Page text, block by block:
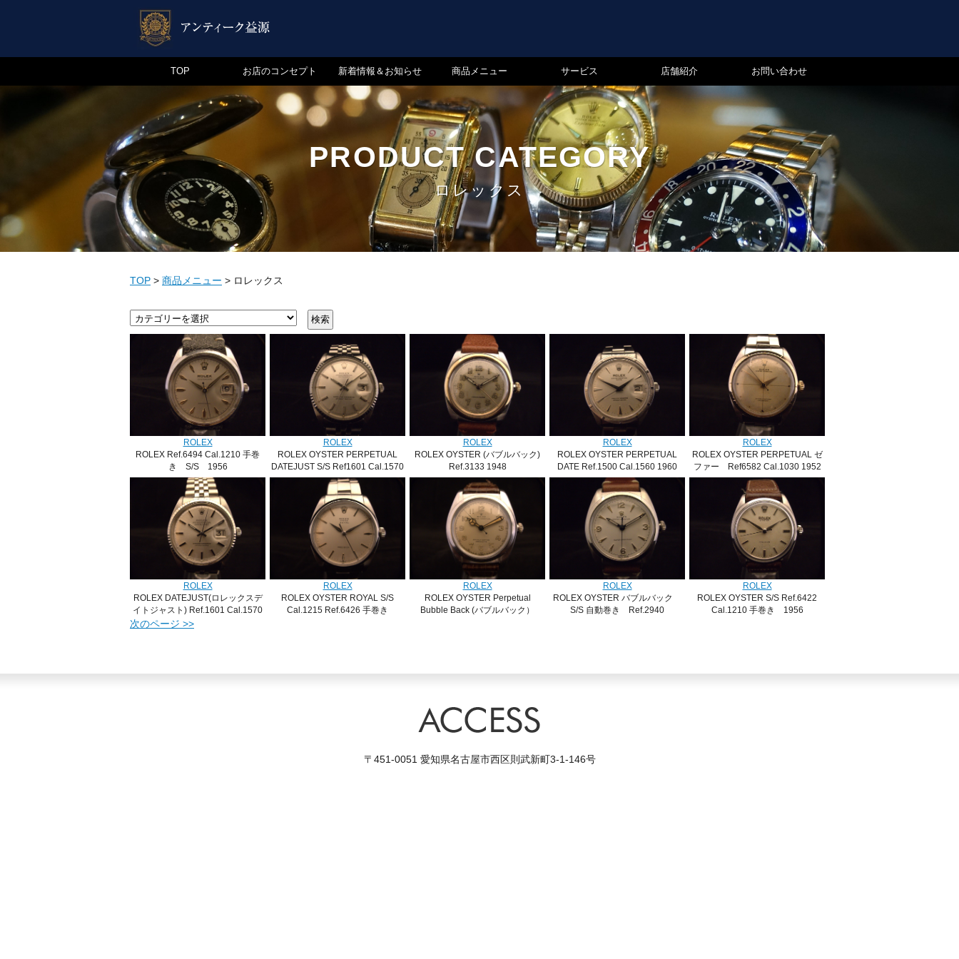
TOP お店のコンセプト 新着情報＆お知らせ 商品メニュー サービス 店舗紹介 お問い合わせ
PRODUCT CATEGORY
ロレックス
TOP > 商品メニュー > ロレックス
ROLEX
ROLEX Ref.6494 Cal.1210 手巻
き S/S 1956
HOLD
ROLEX
ROLEX OYSTER PERPETUAL
DATEJUST S/S Ref1601 Cal.1570
1971
ROLEX
ROLEX OYSTER (バブルバック)
Ref.3133 1948
SOLD
ROLEX
ROLEX OYSTER PERPETUAL
DATE Ref.1500 Cal.1560 1960
SOLD
ROLEX
ROLEX OYSTER PERPETUAL ゼ
ファー Ref6582 Cal.1030 1952
SOLD
ROLEX
ROLEX DATEJUST(ロレックスデ
イトジャスト) Ref.1601 Cal.1570
S/S
ROLEX
ROLEX OYSTER ROYAL S/S
Cal.1215 Ref.6426 手巻き
ROLEX
ROLEX OYSTER Perpetual
Bubble Back (バブルバック）
ROLEX
ROLEX OYSTER バブルバック
S/S 自動巻き Ref.2940
ROLEX
ROLEX OYSTER S/S Ref.6422
Cal.1210 手巻き 1956
次のページ >>
〒451-0051 愛知県名古屋市西区則武新町3-1-146号